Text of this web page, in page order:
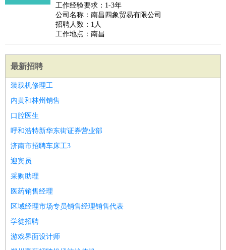
工作经验要求：1-3年
公司名称：南昌四象贸易有限公司
招聘人数：1人
工作地点：南昌
最新招聘
装载机修理工
内黄和林州销售
口腔医生
呼和浩特新华东街证券营业部
济南市招聘车床工3
迎宾员
采购助理
医药销售经理
区域经理市场专员销售经理销售代表
学徒招聘
游戏界面设计师